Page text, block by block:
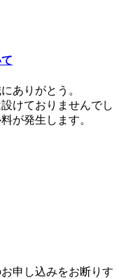
ありがとう。
けておりませんでし
が発生します。
申し込みをお断りす